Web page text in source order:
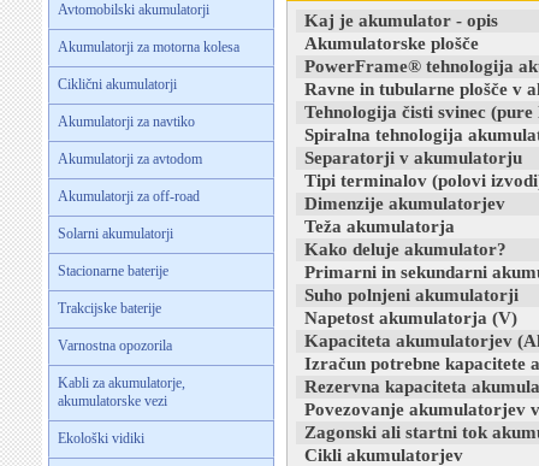
Avtomobilski akumulatorji
Akumulatorji za motorna kolesa
Ciklični akumulatorji
Akumulatorji za navtiko
Akumulatorji za avtodom
Akumulatorji za off-road
Solarni akumulatorji
Stacionarne baterije
Trakcijske baterije
Varnostna opozorila
Kabli za akumulatorje,
akumulatorske vezi
Ekološki vidiki
Kaj je akumulator - opis
Akumulatorske plošče
PowerFrame® tehnologija
Ravne in tubularne plošče v
Tehnologija čisti svinec (pure
Spiralna tehnologija
Separatorji v akumulatorju
Tipi terminalov (polovi
Dimenzije akumulatorjev
Teža akumulatorja
Kako deluje akumulator?
Primarni in sekundarni
Suho polnjeni akumulatorji
Napetost akumulatorja (V)
Kapaciteta akumulatorjev
Izračun potrebne kapacitete
Rezervna kapaciteta
Povezovanje akumulatorjev
Zagonski ali startni tok
Cikli akumulatorjev